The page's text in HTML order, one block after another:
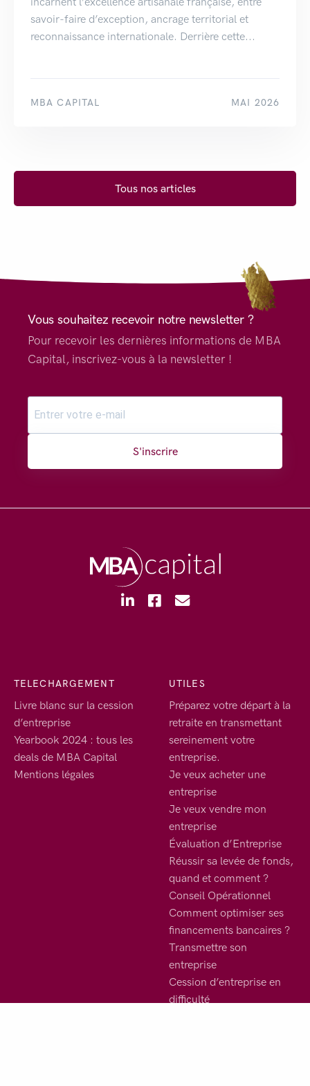
savoir-faire d’exception, ancrage territorial et
reconnaissance internationale. Derrière cette...
MBA CAPITAL MAI 2026
Tous nos articles
Vous souhaitez recevoir notre newsletter ?
Pour recevoir les dernières informations de MBA
Capital, inscrivez-vous à la newsletter !
S'inscrire
TELECHARGEMENT
Livre blanc sur la cession
d’entreprise
Yearbook 2024 : tous les
deals de MBA Capital
Mentions légales
UTILES
Préparez votre départ à la
retraite en transmettant
sereinement votre
entreprise.
Je veux acheter une
entreprise
Je veux vendre mon
entreprise
Évaluation d’Entreprise
Réussir sa levée de fonds,
quand et comment ?
Conseil Opérationnel
Comment optimiser ses
financements bancaires ?
Transmettre son
entreprise
Cession d’entreprise en
difficulté